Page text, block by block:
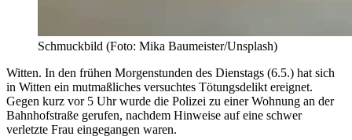
Schmuckbild (Foto: Mika Baumeister/Unsplash)
Witten. In den frühen Morgenstunden des Dienstags (6.5.) hat sich
in Witten ein mutmaßliches versuchtes Tötungsdelikt ereignet.
Gegen kurz vor 5 Uhr wurde die Polizei zu einer Wohnung an der
Bahnhofstraße gerufen, nachdem Hinweise auf eine schwer
verletzte Frau eingegangen waren.